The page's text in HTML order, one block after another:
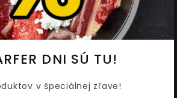
4,79 4,41 €
DNI SÚ TU!
v špeciálnej zľave!